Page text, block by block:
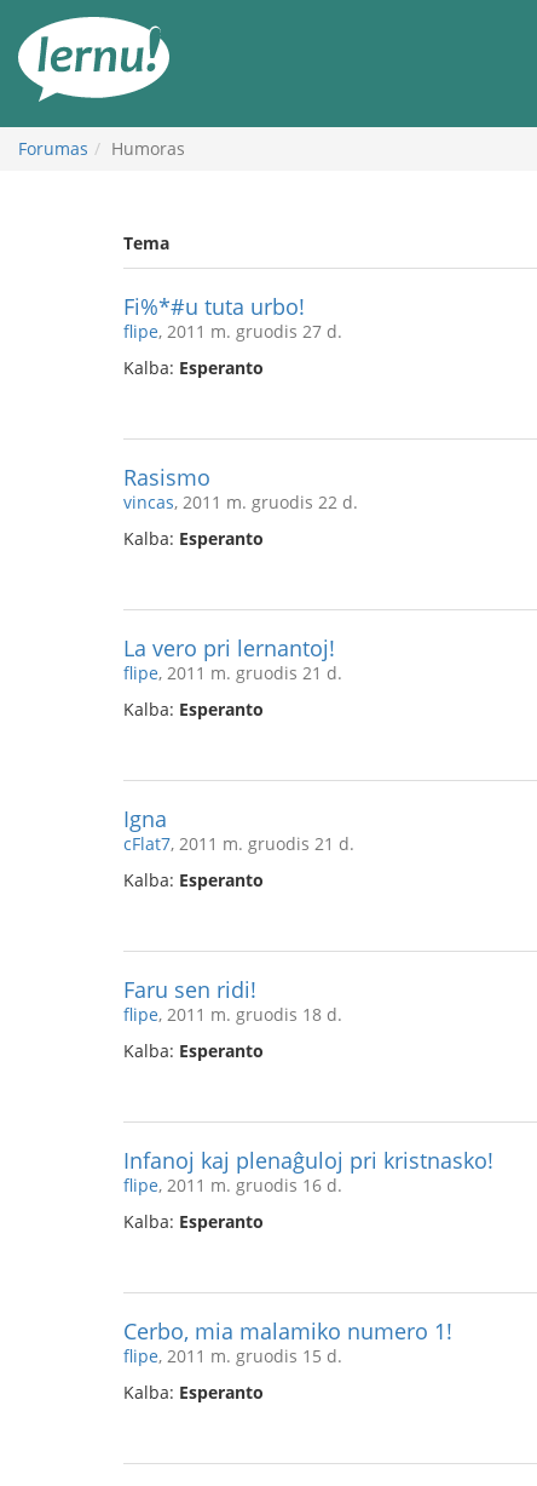
turinį
Forumas Humoras
Tema
Fi%*#u tuta urbo!
flipe, 2011 m. gruodis 27 d.
Kalba: Esperanto
Rasismo
vincas, 2011 m. gruodis 22 d.
Kalba: Esperanto
La vero pri lernantoj!
flipe, 2011 m. gruodis 21 d.
Kalba: Esperanto
Igna
cFlat7, 2011 m. gruodis 21 d.
Kalba: Esperanto
Faru sen ridi!
flipe, 2011 m. gruodis 18 d.
Kalba: Esperanto
Infanoj kaj plenaĝuloj pri kristnasko!
flipe, 2011 m. gruodis 16 d.
Kalba: Esperanto
Cerbo, mia malamiko numero 1!
flipe, 2011 m. gruodis 15 d.
Kalba: Esperanto